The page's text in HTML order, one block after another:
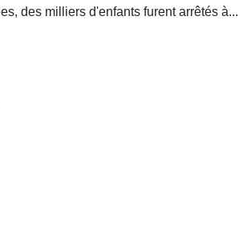
des milliers d'enfants furent arrêtés à...